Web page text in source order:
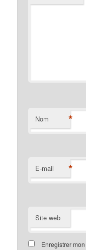
Nom *
E-mail *
Site web
Enregistrer